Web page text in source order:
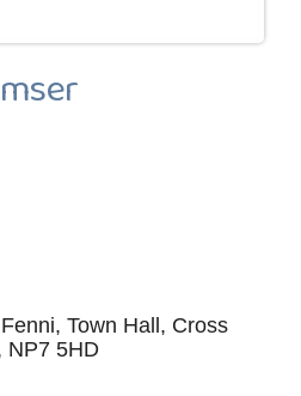
Town Hall, Cross
NP7 5HD